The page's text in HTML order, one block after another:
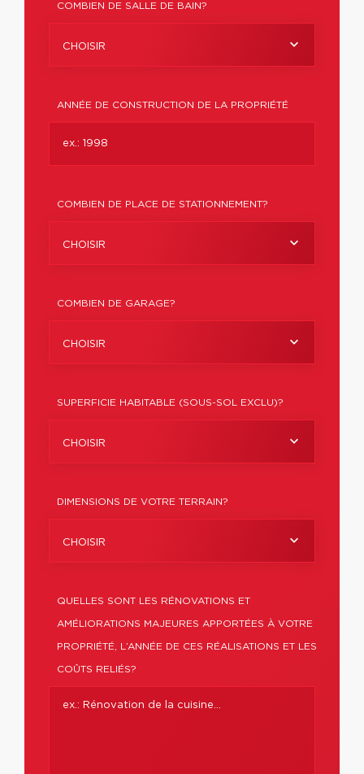
COMBIEN DE SALLE DE BAIN?
CHOISIR
ANNÉE DE CONSTRUCTION DE LA PROPRIÉTÉ
COMBIEN DE PLACE DE STATIONNEMENT?
CHOISIR
COMBIEN DE GARAGE?
CHOISIR
SUPERFICIE HABITABLE (SOUS-SOL EXCLU)?
CHOISIR
DIMENSIONS DE VOTRE TERRAIN?
CHOISIR
QUELLES SONT LES RÉNOVATIONS ET
AMÉLIORATIONS MAJEURES APPORTÉES À VOTRE
PROPRIÉTÉ, L’ANNÉE DE CES RÉALISATIONS ET LES
COÛTS RELIÉS?